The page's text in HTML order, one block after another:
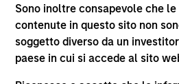
Sono inoltre consapevole che
contenute in questo sito non
soggetto diverso da un
paese in cui si accede al sito
DIPENDENTI